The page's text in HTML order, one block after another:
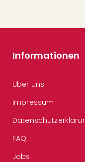
Informationen
Über uns
Impressum
FAQ
Jobs